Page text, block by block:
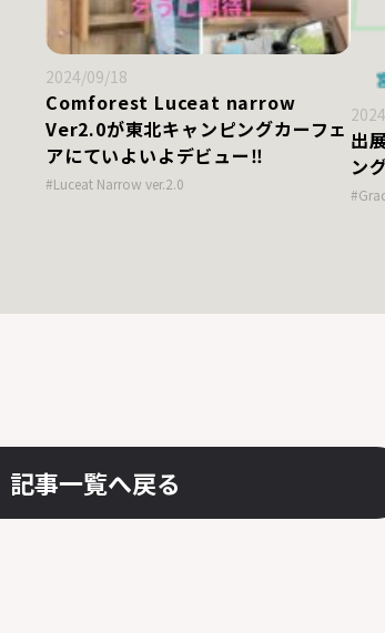
2024/09/18
Comforest Luceat narrow
Ver2.0が東北キャンピングカーフェ
アにていよいよデビュー‼
#Luceat Narrow ver.2.0
出
ン
記事一覧へ戻る